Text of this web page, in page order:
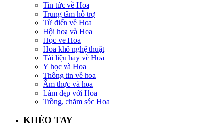
Tin tức về Hoa
Trung tâm hỗ trợ
Từ điển về Hoa
Hội hoạ và Hoa
Học vẽ Hoa
Hoa khô nghệ thuật
Tài liệu hay về Hoa
Y học và Hoa
Thông tin về hoa
Ẩm thực và hoa
Làm đẹp với Hoa
Trồng, chăm sóc Hoa
KHÉO TAY